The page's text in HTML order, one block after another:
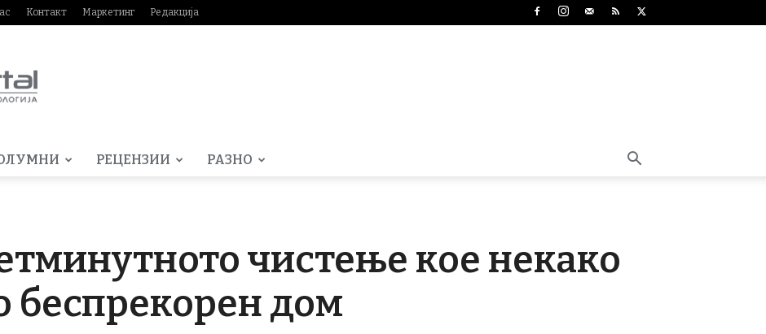
Контакт Маркетинг Редакција
РЕЦЕНЗИИ РАЗНО
чистење кое некако
беспрекорен дом